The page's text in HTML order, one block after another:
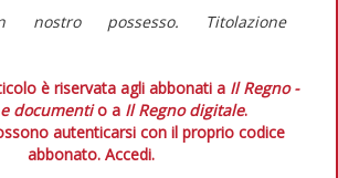
nostro possesso. Titolazione
è riservata agli abbonati a Il Regno -
documentio a Il Regno digitale.
autenticarsi con il proprio codice
abbonato. Accedi.